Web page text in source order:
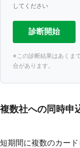
してください
診断開始
※この診断結果はあくま
合があります。
複数社への同時申
短期間に複数のカー